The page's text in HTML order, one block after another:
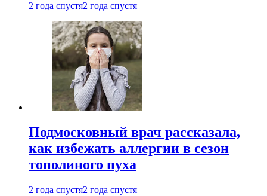
2 года спустя2 года спустя
Подмосковный врач рассказала,
как избежать аллергии в сезон
тополиного пуха
2 года спустя2 года спустя